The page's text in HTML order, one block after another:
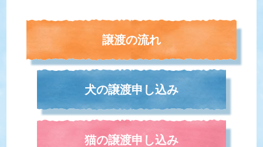
譲渡の流れ
犬の譲渡申し込み
猫の譲渡申し込み